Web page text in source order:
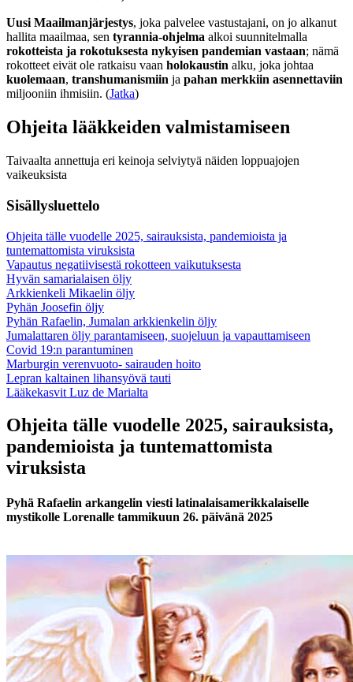
Uusi Maailmanjärjestys, joka palvelee vastustajani, on jo alkanut
hallita maailmaa, sen tyrannia-ohjelma alkoi suunnitelmalla
rokotteista ja rokotuksesta nykyisen pandemian vastaan; nämä
rokotteet eivät ole ratkaisu vaan holokaustin alku, joka johtaa
kuolemaan, transhumanismiin ja pahan merkkiin asennettaviin
miljooniin ihmisiin. (Jatka)
Ohjeita lääkkeiden valmistamiseen
Taivaalta annettuja eri keinoja selviytyä näiden loppuajojen
vaikeuksista
Sisällysluettelo
Ohjeita tälle vuodelle 2025, sairauksista, pandemioista ja
tuntemattomista viruksista
Vapautus negatiivisestä rokotteen vaikutuksesta
Hyvän samarialaisen öljy
Arkkienkeli Mikaelin öljy
Pyhän Joosefin öljy
Pyhän Rafaelin, Jumalan arkkienkelin öljy
Jumalattaren öljy parantamiseen, suojeluun ja vapauttamiseen
Covid 19:n parantuminen
Marburgin verenvuoto- sairauden hoito
Lepran kaltainen lihansyövä tauti
Lääkekasvit Luz de Marialta
Ohjeita tälle vuodelle 2025, sairauksista,
pandemioista ja tuntemattomista
viruksista
Pyhä Rafaelin arkangelin viesti latinalaisamerikkalaiselle
mystikolle Lorenalle tammikuun 26. päivänä 2025